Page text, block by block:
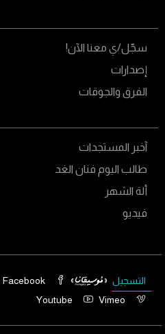
التسجيل Facebook
Vimeo
Youtube
سجّل/ي معنا الآن!
إصدارات
الفرق والجوقات
آخبر المستجدات
طالب اليوم فنان الغد
ألة الشهر
فيديو